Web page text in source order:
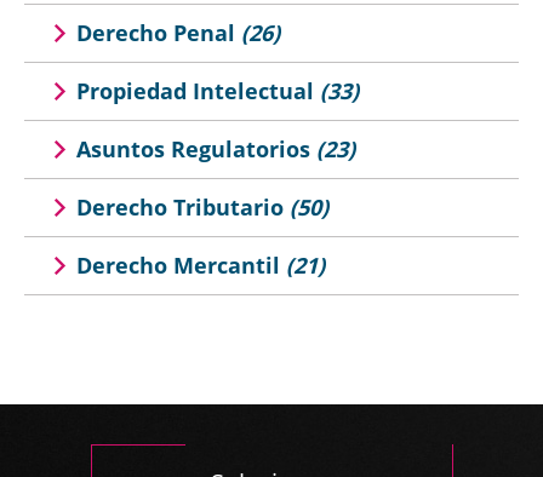
Derecho Penal (26)
Propiedad Intelectual (33)
Asuntos Regulatorios (23)
Derecho Tributario (50)
Derecho Mercantil (21)